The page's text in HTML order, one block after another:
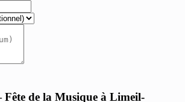
de la Musique à Limeil-